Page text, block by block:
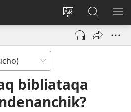
Rimaynikita
cambianapaq
Qallarinaykipaq
(abre
nueva
JW.ORG
nisqapi
bibliataqa